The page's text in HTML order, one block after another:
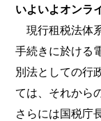
いよいよオンラ
現行租税法体
手続きに於ける
別法としての行
ては、それから
さらには国税庁